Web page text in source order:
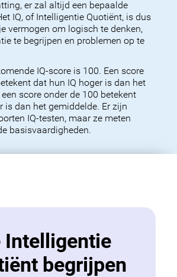
er zal altijd een bepaalde
IQ, of Intelligentie Quotiënt, is dus
vermogen om logisch te denken,
te begrijpen en problemen op te
IQ-score is 100. Een score
dat hun IQ hoger is dan het
score onder de 100 betekent
is dan het gemiddelde. Er zijn
IQ-testen, maar ze meten
basisvaardigheden.
Intelligentie
begrijpen